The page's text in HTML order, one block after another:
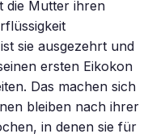
die Mutter ihren
sie ausgezehrt und
ersten Eikokon
Das machen sich
bleiben nach ihrer
in denen sie für